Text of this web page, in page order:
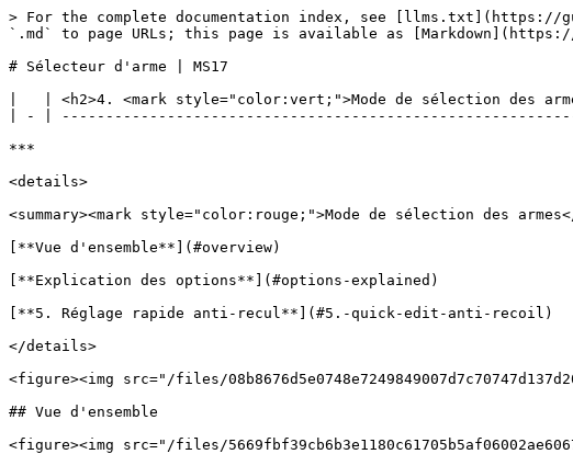
> For the complete documentation index, see [llms.txt](https://
`.md` to page URLs; this page is available as [Markdown](https://
# Sélecteur d'arme | MS17
|   | <h2>4. <mark style="color:vert;">Mode de sélection des
| - |
***
<details>
<summary><mark style="color:rouge;">Mode de sélection des
[**Vue d'ensemble**](#overview)
[**Explication des options**](#options-explained)
[**5. Réglage rapide anti-recul**](#5.-quick-edit-anti-recoil)
</details>
<figure><img src="/files/
## Vue d'ensemble
<figure><img src="/files/